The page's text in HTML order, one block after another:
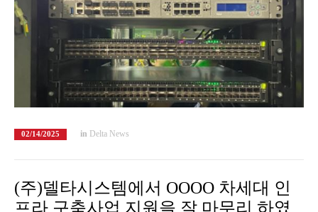
02/14/2025 in Delta News
(주)델타시스템에서 OOOO 차세대 인
프라 구축사업 지원을 잘 마무리 하였